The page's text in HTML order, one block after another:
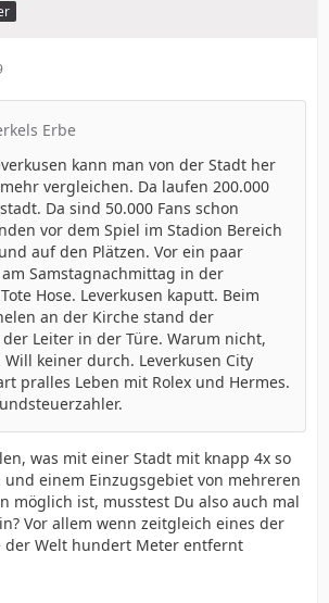
Erbe
kann man von der Stadt her
vergleichen. Da laufen 200.000
Da sind 50.000 Fans schon
vor dem Spiel im Stadion Bereich
auf den Plätzen. Vor ein paar
Samstagnachmittag in der
Hose. Leverkusen kaputt. Beim
an der Kirche stand der
Leiter in der Türe. Warum nicht,
Will keiner durch. Leverkusen City
pralles Leben mit Rolex und Hermes.
was mit einer Stadt mit knapp 4x so
einem Einzugsgebiet von mehreren
möglich ist, musstest Du also auch mal
Vor allem wenn zeitgleich eines der
der Welt hundert Meter entfernt